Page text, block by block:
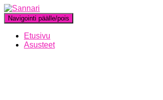
Navigointi päälle/pois
Etusivu
Asusteet